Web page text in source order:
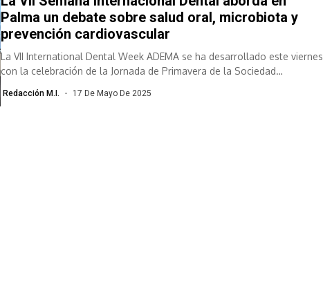
Palma un debate sobre salud oral, microbiota y
prevención cardiovascular
La VII International Dental Week ADEMA se ha desarrollado este viernes
con la celebración de la Jornada de Primavera de la Sociedad
Redacción M.I. 17 De Mayo De 2025